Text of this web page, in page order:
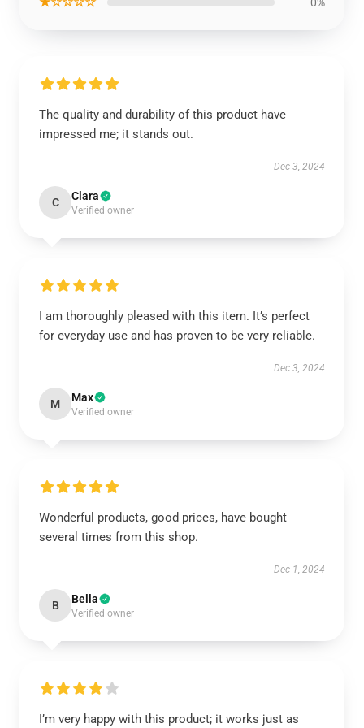
The quality and durability of this product have
impressed me; it stands out.
Dec 3, 2024
C Clara
Verified owner
I am thoroughly pleased with this item. It’s perfect
for everyday use and has proven to be very reliable.
Dec 3, 2024
M Max
Verified owner
Wonderful products, good prices, have bought
several times from this shop.
Dec 1, 2024
B Bella
Verified owner
I’m very happy with this product; it works just as